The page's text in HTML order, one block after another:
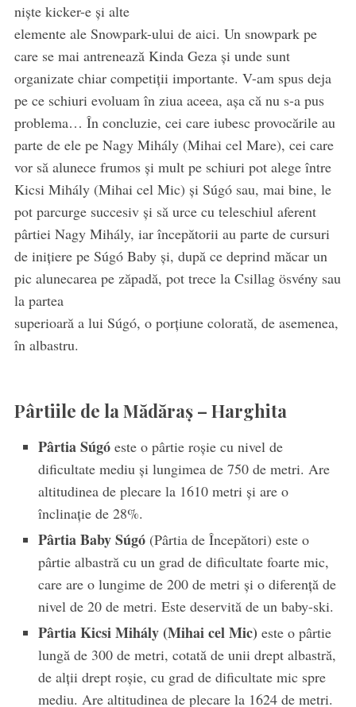
niște kicker-e și alte
elemente ale Snowpark-ului de aici. Un snowpark pe
care se mai antrenează Kinda Geza și unde sunt
organizate chiar competiții importante. V-am spus deja
pe ce schiuri evoluam în ziua aceea, așa că nu s-a pus
problema… În concluzie, cei care iubesc provocările au
parte de ele pe Nagy Mihály (Mihai cel Mare), cei care
vor să alunece frumos și mult pe schiuri pot alege între
Kicsi Mihály (Mihai cel Mic) și Súgó sau, mai bine, le
pot parcurge succesiv și să urce cu teleschiul aferent
pârtiei Nagy Mihály, iar începătorii au parte de cursuri
de inițiere pe Súgó Baby și, după ce deprind măcar un
pic alunecarea pe zăpadă, pot trece la Csillag ösvény sau
la partea
superioară a lui Súgó, o porțiune colorată, de asemenea,
în albastru.
Pârtiile de la Mădăraș – Harghita
Pârtia Súgó este o pârtie roșie cu nivel de
dificultate mediu și lungimea de 750 de metri. Are
altitudinea de plecare la 1610 metri și are o
înclinație de 28%.
Pârtia Baby Súgó(Pârtia de Începători) este o
pârtie albastră cu un grad de dificultate foarte mic,
care are o lungime de 200 de metri și o diferență de
nivel de 20 de metri. Este deservită de un baby-ski.
Pârtia Kicsi Mihály (Mihai cel Mic) este o pârtie
lungă de 300 de metri, cotată de unii drept albastră,
de alții drept roșie, cu grad de dificultate mic spre
mediu. Are altitudinea de plecare la 1624 de metri.